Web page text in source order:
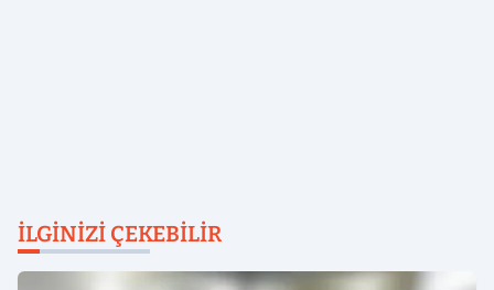
İLGINIZI ÇEKEBILIR